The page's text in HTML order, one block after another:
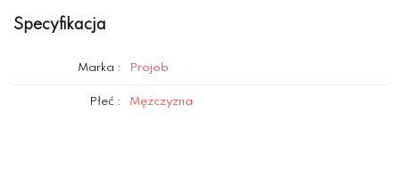
Specyfikacja
Marka : Projob
Płeć : Mężczyzna